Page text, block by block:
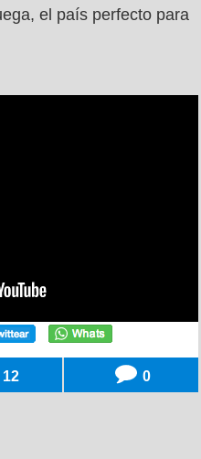
el país perfecto para
12 0